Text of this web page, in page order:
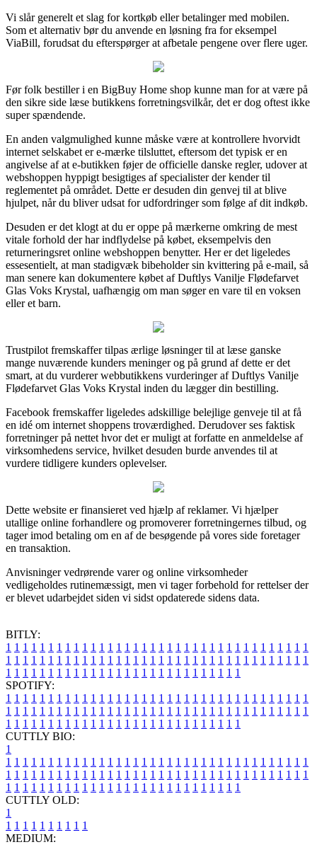
Vi slår generelt et slag for kortkøb eller betalinger med mobilen.
Som et alternativ bør du anvende en løsning fra for eksempel
ViaBill, forudsat du efterspørger at afbetale pengene over flere uger.
Før folk bestiller i en BigBuy Home shop kunne man for at være på
den sikre side læse butikkens forretningsvilkår, det er dog oftest ikke
super spændende.
En anden valgmulighed kunne måske være at kontrollere hvorvidt
internet selskabet er e-mærke tilsluttet, eftersom det typisk er en
angivelse af at e-butikken føjer de officielle danske regler, udover at
webshoppen hyppigt besigtiges af specialister der kender til
reglementet på området. Dette er desuden din genvej til at blive
hjulpet, når du bliver udsat for udfordringer som følge af dit indkøb.
Desuden er det klogt at du er oppe på mærkerne omkring de mest
vitale forhold der har indflydelse på købet, eksempelvis den
returneringsret online webshoppen benytter. Her er det ligeledes
essesentielt, at man stadigvæk bibeholder sin kvittering på e-mail, så
man senere kan dokumentere købet af Duftlys Vanilje Flødefarvet
Glas Voks Krystal, uafhængig om man søger en vare til en voksen
eller et barn.
Trustpilot fremskaffer tilpas ærlige løsninger til at læse ganske
mange nuværende kunders meninger og på grund af dette er det
smart, at du vurderer webbutikkens vurderinger af Duftlys Vanilje
Flødefarvet Glas Voks Krystal inden du lægger din bestilling.
Facebook fremskaffer ligeledes adskillige belejlige genveje til at få
en idé om internet shoppens troværdighed. Derudover ses faktisk
forretninger på nettet hvor det er muligt at forfatte en anmeldelse af
virksomhedens service, hvilket desuden burde anvendes til at
vurdere tidligere kunders oplevelser.
Dette website er finansieret ved hjælp af reklamer. Vi hjælper
utallige online forhandlere og promoverer forretningernes tilbud, og
tager imod betaling om en af de besøgende på vores side foretager
en transaktion.
Anvisninger vedrørende varer og online virksomheder
vedligeholdes rutinemæssigt, men vi tager forbehold for rettelser der
er blevet udarbejdet siden vi sidst opdaterede sidens data.
BITLY:
1 1 1 1 1 1 1 1 1 1 1 1 1 1 1 1 1 1 1 1 1 1 1 1 1 1 1 1 1 1 1 1 1 1 1 1
1 1 1 1 1 1 1 1 1 1 1 1 1 1 1 1 1 1 1 1 1 1 1 1 1 1 1 1 1 1 1 1 1 1 1 1
1 1 1 1 1 1 1 1 1 1 1 1 1 1 1 1 1 1 1 1 1 1 1 1 1 1 1 1
SPOTIFY:
1 1 1 1 1 1 1 1 1 1 1 1 1 1 1 1 1 1 1 1 1 1 1 1 1 1 1 1 1 1 1 1 1 1 1 1
1 1 1 1 1 1 1 1 1 1 1 1 1 1 1 1 1 1 1 1 1 1 1 1 1 1 1 1 1 1 1 1 1 1 1 1
1 1 1 1 1 1 1 1 1 1 1 1 1 1 1 1 1 1 1 1 1 1 1 1 1 1 1 1
CUTTLY BIO:
1
1 1 1 1 1 1 1 1 1 1 1 1 1 1 1 1 1 1 1 1 1 1 1 1 1 1 1 1 1 1 1 1 1 1 1 1
1 1 1 1 1 1 1 1 1 1 1 1 1 1 1 1 1 1 1 1 1 1 1 1 1 1 1 1 1 1 1 1 1 1 1 1
1 1 1 1 1 1 1 1 1 1 1 1 1 1 1 1 1 1 1 1 1 1 1 1 1 1 1 1
CUTTLY OLD:
1
1 1 1 1 1 1 1 1 1 1
MEDIUM: